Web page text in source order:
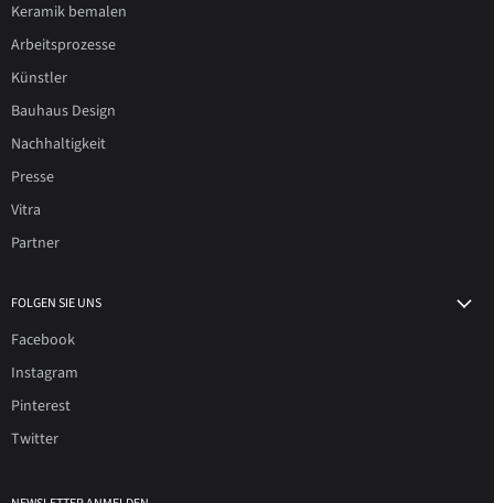
Keramik bemalen
Arbeitsprozesse
Künstler
Bauhaus Design
Nachhaltigkeit
Presse
Vitra
Partner
FOLGEN SIE UNS
Facebook
Instagram
Pinterest
Twitter